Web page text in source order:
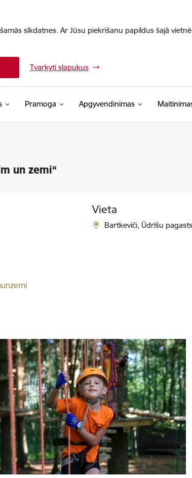
sīkdatnes. Ar Jūsu piekrišanu papildus šajā
Tvarkyti slapukus
Pramoga Apgyvendinimas
un zemi“
Vieta
Bartkeviči, Ūdrīšu